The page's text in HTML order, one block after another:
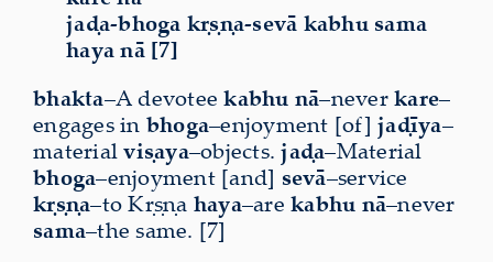
jaḍa-bhoga kṛṣṇa-sevā kabhu sama
haya nā [7]
bhakta–A devoteekabhu nā–neverkare–
engages in bhoga–enjoyment [of] jaḍīya–
materialviṣaya–objects.jaḍa–Material
bhoga–enjoyment [and] sevā–service
kṛṣṇa–to Kṛṣṇa haya–are kabhu nā–never
sama–the same. [7]